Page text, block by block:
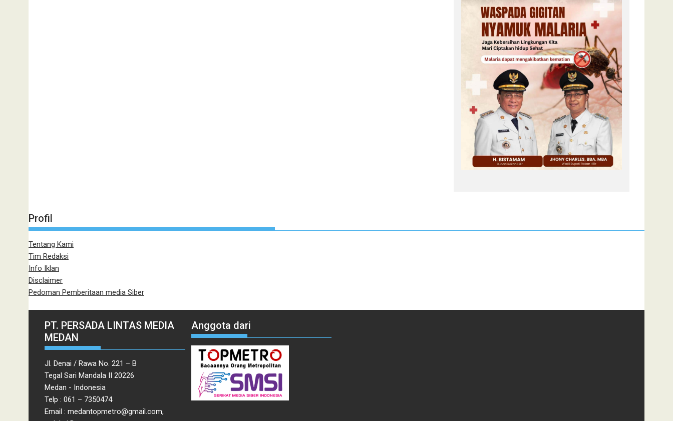
Profil
Tentang Kami
Tim Redaksi
Info Iklan
Disclaimer
Pedoman Pemberitaan media Siber
PT. PERSADA LINTAS MEDIA
MEDAN
Jl. Denai / Rawa No. 221 – B
Tegal Sari Mandala II 20226
Medan - Indonesia
Telp : 061 – 7350474
Email : medantopmetro@gmail.com,
Anggota dari